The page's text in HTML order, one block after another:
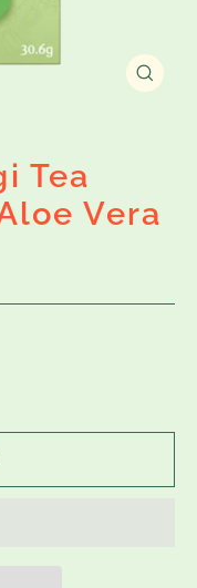
Close
Tea
Vera